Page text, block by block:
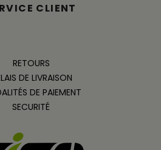
CLIENT
RETOURS
DE LIVRAISON
DE PAIEMENT
SECURITÉ